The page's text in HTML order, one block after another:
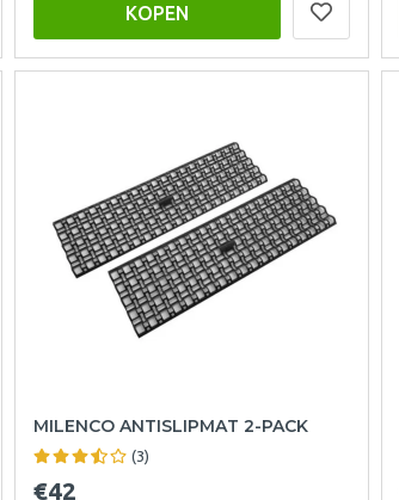
KOPEN
MILENCO ANTISLIPMAT 2-PACK
(3)
€42